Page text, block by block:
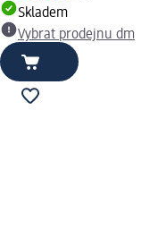
Skladem
Vybrat prodejnu dm